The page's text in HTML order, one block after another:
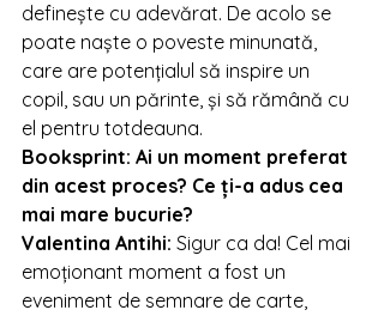
definește cu adevărat. De acolo se
poate naște o poveste minunată,
care are potențialul să inspire un
copil, sau un pǎrinte, și să rămână cu
el pentru totdeauna.
Booksprint: Ai un moment preferat
din acest proces? Ce ți-a adus cea
mai mare bucurie?
Valentina Antihi: Sigur ca da! Cel mai
emoționant moment a fost un
eveniment de semnare de carte,